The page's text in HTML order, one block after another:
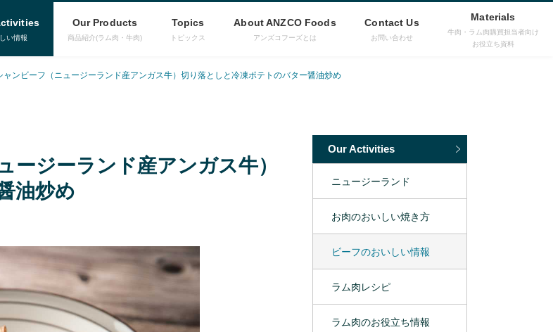
い情報
Our Products
商品紹介(ラム肉・牛肉)
Topics
トピックス
About ANZCO Foods
アンズコフーズとは
Contact Us
お問い合わせ
Materials
牛肉・ラム肉購買担当者向け
お役立ち資料
ャンビーフ（ニュージーランド産アンガス牛）切り落としと冷凍ポテトのバター醤油炒め
ージーランド産アンガス牛）
油炒め
Our Activities
ニュージーランド
お肉のおいしい焼き方
ビーフのおいしい情報
ラム肉レシピ
ラム肉のお役立ち情報